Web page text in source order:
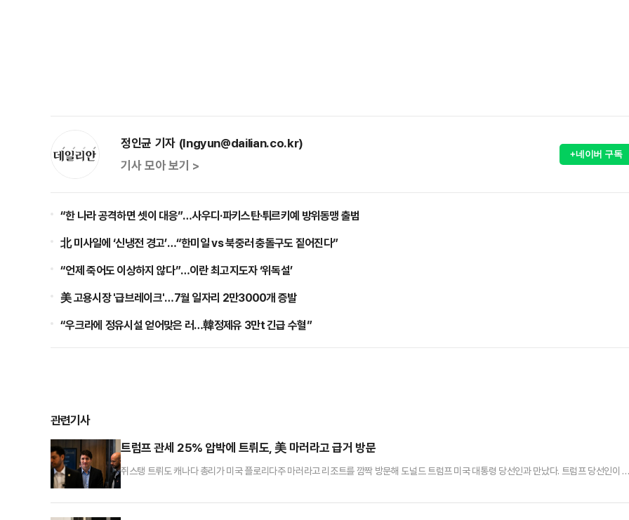
정인균 기자 (Ingyun@dailian.co.kr)
기사 모아 보기 >
+네이버 구독
“한 나라 공격하면 셋이 대응”…사우디·파키스탄·튀르키예 방위동맹 출범
北 미사일에 ‘신냉전 경고’…“한미일 vs 북중러 충돌구도 짙어진다”
“언제 죽어도 이상하지 않다”…이란 최고지도자 ‘위독설’
美 고용시장 '급브레이크'…7월 일자리 2만3000개 증발
“우크라에 정유시설 얻어맞은 러…韓정제유 3만t 긴급 수혈”
관련기사
트럼프 관세 25% 압박에 트뤼도, 美 마러라고 급거 방문
쥐스탱 트뤼도 캐나다 총리가 미국 플로리다주 마러라고 리조트를 깜짝 방문해 도널드 트럼프 미국 대통령 당선인과 만났다. 트럼프 당선인이
찾아가 만찬을 포함해 약 세 시간 동안 회담을 진행했다. 이 자리에는 하워드 러트닉 상무장관 지명자, 더그 버검 내무장관 지명자, 마이크 왈츠